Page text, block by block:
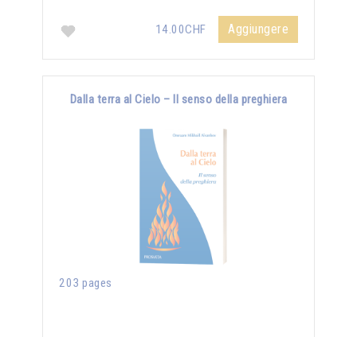
14.00CHF Aggiungere
Dalla terra al Cielo – Il senso della preghiera
203 pages